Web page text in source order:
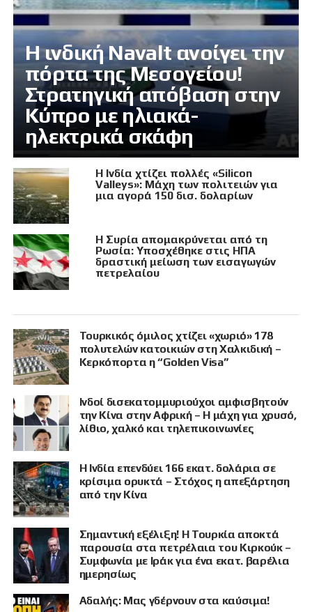
Η ινδική Navalt ανοίγει την
πόρτα της Μεσογείου!
Στρατηγική απόβαση στην
Κύπρο με ηλιακά-
ηλεκτρικά σκάφη
Η Ινδία χτίζει πολλές «Silicon
Valleys»: Μάχη των πολιτειών για
μια αγορά 150 δισ. δολαρίων
Η Συρία απομακρύνεται από τη
Ρωσία: Υποσχέθηκε στις ΗΠΑ
δραστική μείωση των εισαγωγών
πετρελαίου
Τουρκικός όμιλος χτίζει «χωριό» 178
πολυτελών κατοικιών στη Χαλκιδική –
Κερκόπορτα η “Golden Visa”
Ινδοί δισεκατομμυριούχοι αμφισβητούν
την Κίνα στην Αφρική – Η μάχη για χρυσό,
λίθιο, χαλκό και τηλεπικοινωνίες
Η Ινδία επενδύει 166 εκατ. δολάρια σε
κρίσιμα ορυκτά – Στόχος η απεξάρτηση
από την Κίνα
Σημαντική εξέλιξη! Η Τουρκία αποκτά
παρουσία στα πετρέλαια του Κιρκούκ –
Συμφωνία με Ιράκ για ένα εκατ. βαρέλια
ημερησίως
Αδαλής: Μας γδέρνουν στα καύσιμα!